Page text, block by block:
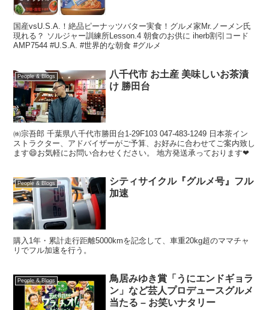
国産vsU.S.A.！絶品ピーナッツバター実食！グルメ家Mr.ノーメン氏
現れる？ ソルジャー訓練所Lesson.4 朝食のお供に iherb割引コード
AMP7544 #U.S.A. #世界的な朝食 #グルメ
People & Blogs
八千代市 お土産 美味しいお茶漬
け 勝田台
㈱宗吾郎 千葉県八千代市勝田台1-29F103 047-483-1249 日本茶イン
ストラクター、アドバイザーがご予算、お好みに合わせてご案内致し
ます😄お気軽にお問い合わせください。 地方発送承っております❤
People & Blogs
シティサイクル『グルメ号』フル
加速
購入1年・累計走行距離5000kmを記念して、車重20kg超のママチャ
リでフル加速を行う。
People & Blogs
鳥居みゆき賞「うにエンドギョラ
ン」など芸人プロデュースグルメ
当たる – お笑いナタリー